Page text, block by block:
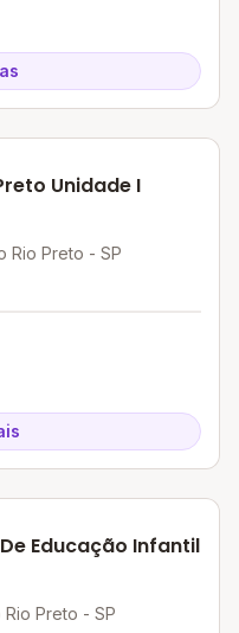
Unidade I
Rio Preto - SP
Educação Infantil
Preto - SP